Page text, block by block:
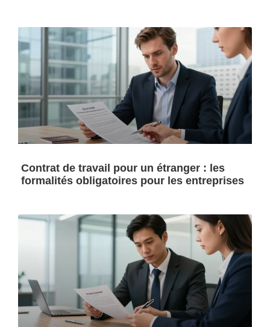
Contrat de travail pour un étranger : les
formalités obligatoires pour les entreprises